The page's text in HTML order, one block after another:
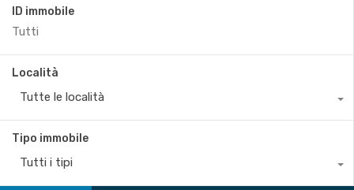
ID immobile
Località
Tutte le località
Tipo immobile
Tutti i tipi